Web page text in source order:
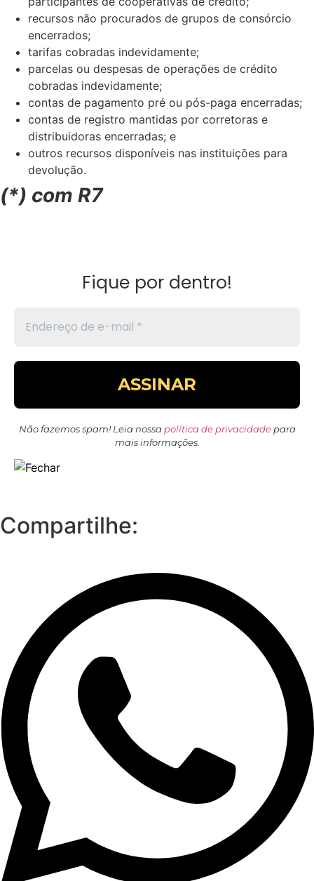
recursos não procurados de grupos de consórcio
encerrados;
tarifas cobradas indevidamente;
parcelas ou despesas de operações de crédito
cobradas indevidamente;
contas de pagamento pré ou pós-paga encerradas;
contas de registro mantidas por corretoras e
distribuidoras encerradas; e
outros recursos disponíveis nas instituições para
devolução.
(*) com R7
Fique por dentro!
Não fazemos spam! Leia nossa política de privacidadepara
mais informações.
Compartilhe: